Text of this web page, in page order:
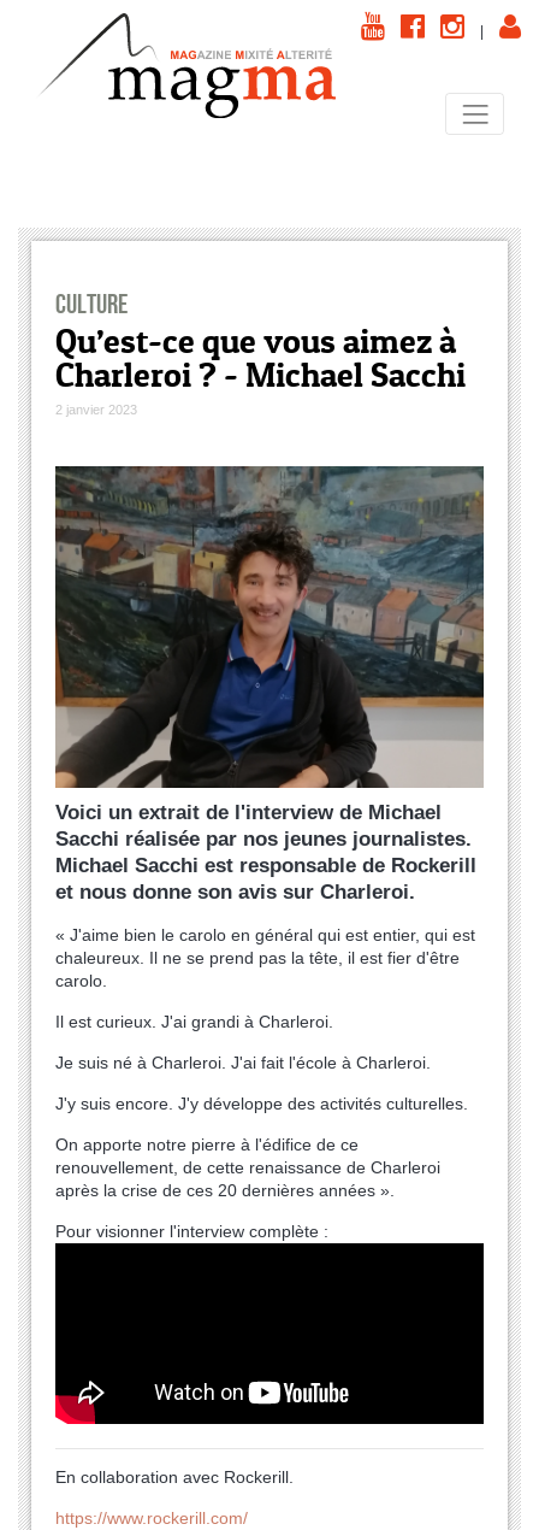
Culture
Qu’est-ce que vous aimez à
Charleroi ? - Michael Sacchi
2 janvier 2023
Voici un extrait de l'interview de Michael
Sacchi réalisée par nos jeunes journalistes.
Michael Sacchi est responsable de Rockerill
et nous donne son avis sur Charleroi.
« J'aime bien le carolo en général qui est entier, qui est
chaleureux. Il ne se prend pas la tête, il est fier d'être
carolo.
Il est curieux. J'ai grandi à Charleroi.
Je suis né à Charleroi. J'ai fait l'école à Charleroi.
J'y suis encore. J'y développe des activités culturelles.
On apporte notre pierre à l'édifice de ce
renouvellement, de cette renaissance de Charleroi
après la crise de ces 20 dernières années ».
Pour visionner l'interview complète :
En collaboration avec Rockerill.
https://www.rockerill.com/